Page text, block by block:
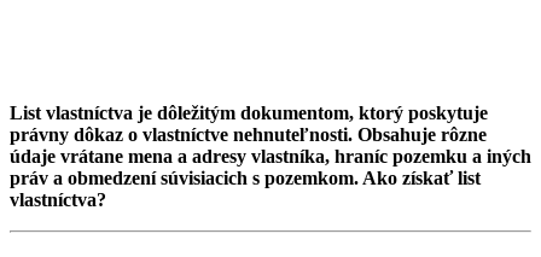
List vlastníctva je dôležitým dokumentom, ktorý poskytuje
právny dôkaz o vlastníctve nehnuteľnosti. Obsahuje rôzne
údaje vrátane mena a adresy vlastníka, hraníc pozemku a iných
práv a obmedzení súvisiacich s pozemkom. Ako získať list
vlastníctva?